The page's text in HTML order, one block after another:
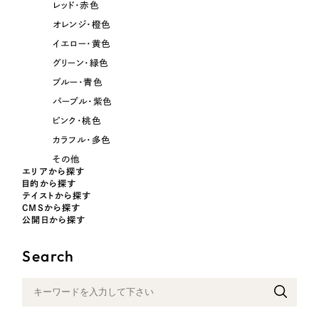
レッド・赤色
オレンジ・橙色
イエロー・黄色
グリーン・緑色
ブルー・青色
パープル・紫色
レッド・赤色
オレンジ・橙色
イエロー・黄色
グリーン・緑色
ブルー・青色
パープル・紫色
ピンク・桃色
カラフル・多色
その他
エリアから探す
目的から探す
テイストから探す
CMSから探す
公開日から探す
Search